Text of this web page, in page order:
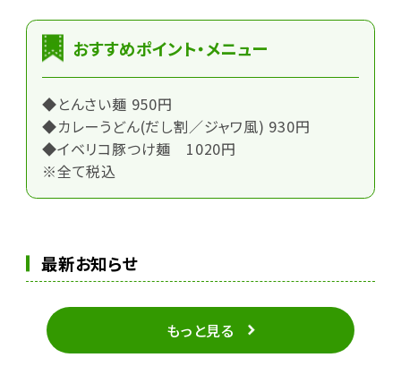
おすすめポイント・メニュー
◆とんさい麺 950円
◆カレーうどん(だし割／ジャワ風) 930円
◆イベリコ豚つけ麺 1020円
※全て税込
最新お知らせ
もっと見る